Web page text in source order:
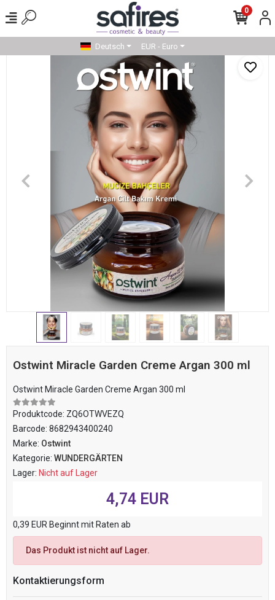
0
Deutsch EUR - Euro
Ostwint Miracle Garden Creme Argan 300 ml
Ostwint Miracle Garden Creme Argan 300 ml
Produktcode: ZQ6OTWVEZQ
Barcode: 8682943400240
Marke: Ostwint
Kategorie: WUNDERGÄRTEN
Lager: Nicht auf Lager
4,74 EUR
0,39 EUR Beginnt mit Raten ab
Das Produkt ist nicht auf Lager.
Kontaktierungsform